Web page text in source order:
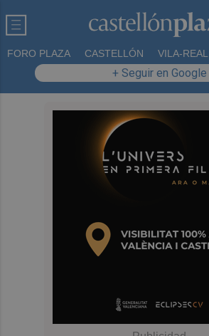
FORO PLAZA CASTELLÓN VILA-REAL
+ Seguir en Google